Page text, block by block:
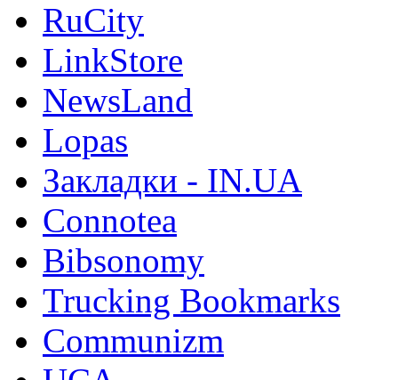
RuCity
LinkStore
NewsLand
Lopas
Закладки - IN.UA
Connotea
Bibsonomy
Trucking Bookmarks
Communizm